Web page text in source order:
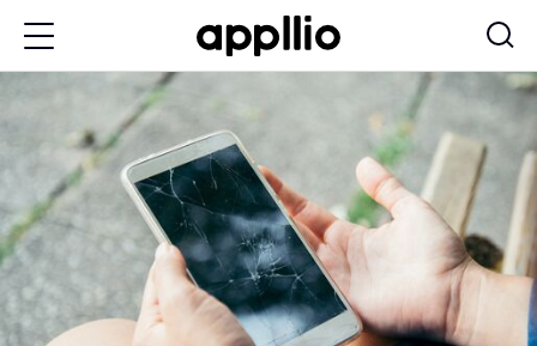
ン
テ
ン
に